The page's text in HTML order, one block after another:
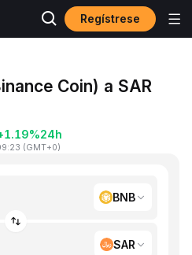
Regístrese
Coin) a SAR
24h
(GMT+0)
BNB
SAR